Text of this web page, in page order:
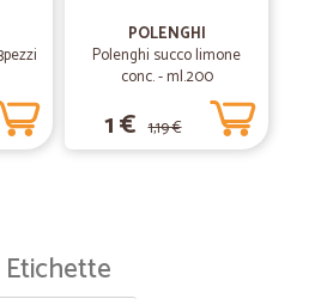
POLENGHI
Polenghi succo limone
conc. - ml.200
1 € 1,19 €
Etichette